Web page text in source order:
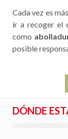
Cada vez es
ir a recoger el
como
posible
DÓNDE